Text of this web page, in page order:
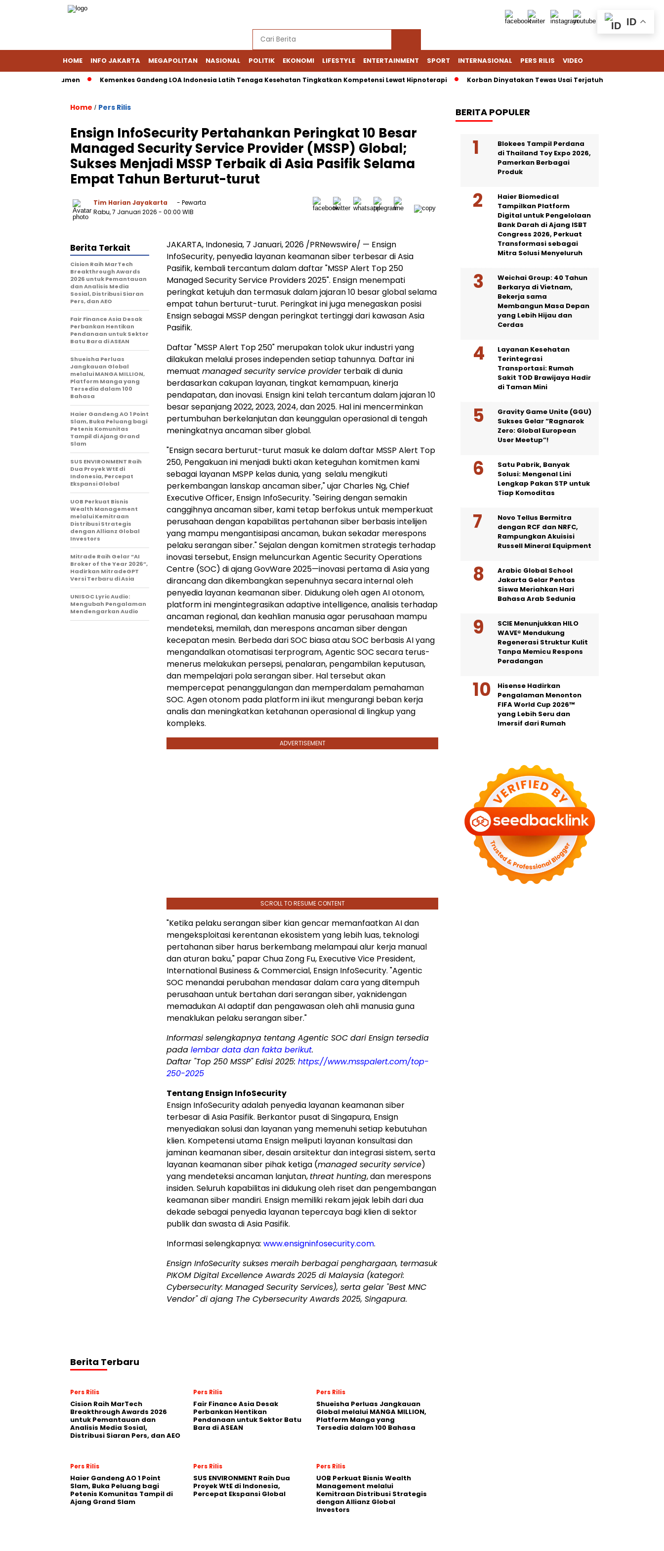
HOME INFO JAKARTA MEGAPOLITAN NASIONAL POLITIK EKONOMI LIFESTYLE ENTERTAINMENT SPORT INTERNASIONAL PERS RILIS VIDEO
Dalami Dokumen Kemenkes Gandeng LOA Indonesia Latih Tenaga Kesehatan Tingkatkan Kompetensi Lewat Hipnoterapi Korban Dinyatakan Tewas Usai Terjatuh dari Gedung Lotte
Home / Pers Rilis
Ensign InfoSecurity Pertahankan Peringkat 10 Besar
Managed Security Service Provider (MSSP) Global;
Sukses Menjadi MSSP Terbaik di Asia Pasifik Selama
Empat Tahun Berturut-turut
Tim Harian Jayakarta
- Pewarta
Rabu, 7 Januari 2026 - 00:00 WIB
JAKARTA, Indonesia, 7 Januari, 2026 /PRNewswire/ — Ensign
InfoSecurity, penyedia layanan keamanan siber terbesar di Asia
Pasifik, kembali tercantum dalam daftar "MSSP Alert Top 250
Managed Security Service Providers 2025". Ensign menempati
peringkat ketujuh dan termasuk dalam jajaran 10 besar global selama
empat tahun berturut-turut. Peringkat ini juga menegaskan posisi
Ensign sebagai MSSP dengan peringkat tertinggi dari kawasan Asia
Pasifik.
Daftar "MSSP Alert Top 250" merupakan tolok ukur industri yang
dilakukan melalui proses independen setiap tahunnya. Daftar ini
memuat managed security service providerterbaik di dunia
berdasarkan cakupan layanan, tingkat kemampuan, kinerja
pendapatan, dan inovasi. Ensign kini telah tercantum dalam jajaran 10
besar sepanjang 2022, 2023, 2024, dan 2025. Hal ini mencerminkan
pertumbuhan berkelanjutan dan keunggulan operasional di tengah
meningkatnya ancaman siber global.
"Ensign secara berturut-turut masuk ke dalam daftar MSSP Alert Top
250, Pengakuan ini menjadi bukti akan keteguhan komitmen kami
sebagai layanan MSPP kelas dunia, yang selalu mengikuti
perkembangan lanskap ancaman siber," ujarCharles Ng, Chief
Executive Officer, Ensign InfoSecurity. "Seiring dengan semakin
canggihnya ancaman siber, kami tetap berfokus untuk memperkuat
perusahaan dengan kapabilitas pertahanan siber berbasis intelijen
yang mampu mengantisipasi ancaman, bukan sekadar merespons
pelaku serangan siber." Sejalan dengan komitmen strategis terhadap
inovasi tersebut, Ensign meluncurkan Agentic Security Operations
Centre (SOC) di ajang GovWare 2025—inovasi pertama diAsiayang
dirancang dan dikembangkan sepenuhnya secara internal oleh
penyedia layanan keamanan siber. Didukung oleh agen AI otonom,
platform ini mengintegrasikan adaptive intelligence, analisis terhadap
ancaman regional, dan keahlian manusia agar perusahaan mampu
mendeteksi, memilah, dan merespons ancaman siber dengan
kecepatan mesin. Berbeda dari SOC biasa atau SOC berbasis AI yang
mengandalkan otomatisasi terprogram, Agentic SOC secara terus-
menerus melakukan persepsi, penalaran, pengambilan keputusan,
dan mempelajari pola serangan siber. Hal tersebut akan
mempercepat penanggulangan dan memperdalam pemahaman
SOC. Agen otonom pada platform ini ikut mengurangi beban kerja
analis dan meningkatkan ketahanan operasional di lingkup yang
kompleks.
ADVERTISEMENT
SCROLL TO RESUME CONTENT
"Ketika pelaku serangan siber kian gencar memanfaatkan AI dan
mengeksploitasi kerentanan ekosistem yang lebih luas, teknologi
pertahanan siber harus berkembang melampaui alur kerja manual
dan aturan baku," paparChua Zong Fu, Executive Vice President,
International Business & Commercial, Ensign InfoSecurity. "Agentic
SOC menandai perubahan mendasar dalam cara yang ditempuh
perusahaan untuk bertahan dari serangan siber, yaknidengan
memadukan AI adaptif dan pengawasan oleh ahli manusia guna
menaklukan pelaku serangan siber."
Informasi selengkapnya tentang Agentic SOC dari Ensign tersedia
pada lembar data dan fakta berikut.
Daftar "Top 250 MSSP" Edisi 2025: https://www.msspalert.com/top-
250-2025
Tentang Ensign InfoSecurity
Ensign InfoSecurity adalah penyedia layanan keamanan siber
terbesar di Asia Pasifik. Berkantor pusat di Singapura, Ensign
menyediakan solusi dan layanan yang memenuhi setiap kebutuhan
klien. Kompetensi utama Ensign meliputi layanan konsultasi dan
jaminan keamanan siber, desain arsitektur dan integrasi sistem, serta
layanan keamanan siber pihak ketiga (managed security service)
yang mendeteksi ancaman lanjutan, threat hunting, dan merespons
insiden. Seluruh kapabilitas ini didukung oleh riset dan pengembangan
keamanan siber mandiri. Ensign memiliki rekam jejak lebih dari dua
dekade sebagai penyedia layanan tepercaya bagi klien di sektor
publik dan swasta di Asia Pasifik.
Informasi selengkapnya: www.ensigninfosecurity.com.
Ensign InfoSecurity sukses meraih berbagai penghargaan, termasuk
PIKOM Digital Excellence Awards 2025 di Malaysia (kategori:
Cybersecurity: Managed Security Services), serta gelar "Best MNC
Vendor" di ajang The Cybersecurity Awards 2025, Singapura.
Berita Terkait
Cision Raih MarTech
Breakthrough Awards
2026 untuk Pemantauan
dan Analisis Media
Sosial, Distribusi Siaran
Pers, dan AEO
Fair Finance Asia Desak
Perbankan Hentikan
Pendanaan untuk Sektor
Batu Bara di ASEAN
Shueisha Perluas
Jangkauan Global
melalui MANGA MILLION,
Platform Manga yang
Tersedia dalam 100
Bahasa
Haier Gandeng AO 1 Point
Slam, Buka Peluang bagi
Petenis Komunitas
Tampil di Ajang Grand
Slam
SUS ENVIRONMENT Raih
Dua Proyek WtE di
Indonesia, Percepat
Ekspansi Global
UOB Perkuat Bisnis
Wealth Management
melalui Kemitraan
Distribusi Strategis
dengan Allianz Global
Investors
Mitrade Raih Gelar “AI
Broker of the Year 2026”,
Hadirkan MitradeGPT
Versi Terbaru di Asia
UNISOC Lyric Audio:
Mengubah Pengalaman
Mendengarkan Audio
Berita Terbaru
Pers Rilis
Cision Raih MarTech
Breakthrough Awards 2026
untuk Pemantauan dan
Analisis Media Sosial,
Distribusi Siaran Pers, dan AEO
Pers Rilis
Fair Finance Asia Desak
Perbankan Hentikan
Pendanaan untuk Sektor Batu
Bara di ASEAN
Pers Rilis
Shueisha Perluas Jangkauan
Global melalui MANGA MILLION,
Platform Manga yang
Tersedia dalam 100 Bahasa
Pers Rilis
Haier Gandeng AO 1 Point
Slam, Buka Peluang bagi
Petenis Komunitas Tampil di
Ajang Grand Slam
Pers Rilis
SUS ENVIRONMENT Raih Dua
Proyek WtE di Indonesia,
Percepat Ekspansi Global
Pers Rilis
UOB Perkuat Bisnis Wealth
Management melalui
Kemitraan Distribusi Strategis
dengan Allianz Global
Investors
BERITA POPULER
Blokees Tampil Perdana
di Thailand Toy Expo 2026,
Pamerkan Berbagai
Produk
Haier Biomedical
Tampilkan Platform
Digital untuk Pengelolaan
Bank Darah di Ajang ISBT
Congress 2026, Perkuat
Transformasi sebagai
Mitra Solusi Menyeluruh
Weichai Group: 40 Tahun
Berkarya di Vietnam,
Bekerja sama
Membangun Masa Depan
yang Lebih Hijau dan
Cerdas
Layanan Kesehatan
Terintegrasi
Transportasi: Rumah
Sakit TOD Brawijaya Hadir
di Taman Mini
Gravity Game Unite (GGU)
Sukses Gelar “Ragnarok
Zero: Global European
User Meetup”!
Satu Pabrik, Banyak
Solusi: Mengenal Lini
Lengkap Pakan STP untuk
Tiap Komoditas
Novo Tellus Bermitra
dengan RCF dan NRFC,
Rampungkan Akuisisi
Russell Mineral Equipment
Arabic Global School
Jakarta Gelar Pentas
Siswa Meriahkan Hari
Bahasa Arab Sedunia
SCIE Menunjukkan HILO
WAVE® Mendukung
Regenerasi Struktur Kulit
Tanpa Memicu Respons
Peradangan
Hisense Hadirkan
Pengalaman Menonton
FIFA World Cup 2026™
yang Lebih Seru dan
Imersif dari Rumah
ID